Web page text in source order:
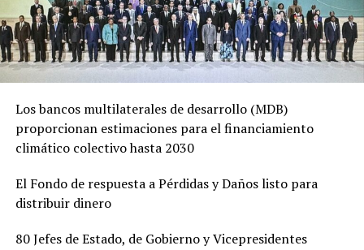
Los bancos multilaterales de desarrollo (MDB)
proporcionan estimaciones para el financiamiento
climático colectivo hasta 2030
El Fondo de respuesta a Pérdidas y Daños listo para
distribuir dinero
80 Jefes de Estado, de Gobierno y Vicepresidentes